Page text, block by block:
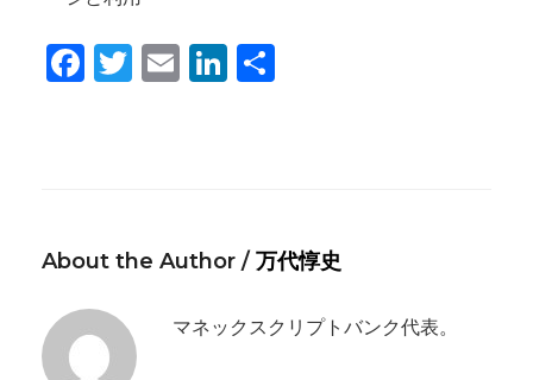
Facebook
Twitter
EmailLinkedIn
About the Author / 万代惇史
マネックスクリプトバンク代表。